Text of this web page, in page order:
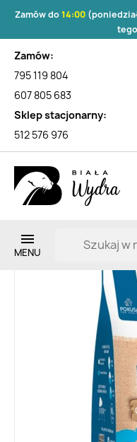
Zamów do14:00
Zamów:
795 119 804
607 805 683
Sklep stacjonarny:
512 576 976